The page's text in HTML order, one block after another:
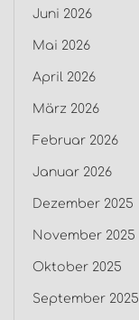
Juni 2026
Mai 2026
April 2026
März 2026
Februar 2026
Januar 2026
Dezember 2025
November 2025
Oktober 2025
September 2025